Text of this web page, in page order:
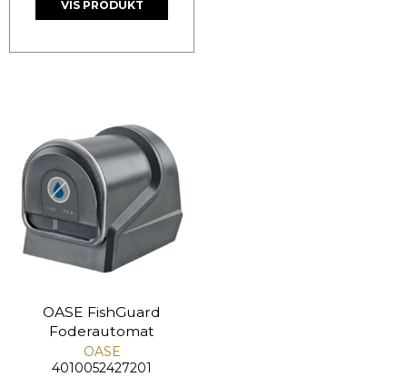
VIS PRODUKT
OASE FishGuard
Foderautomat
OASE
4010052427201